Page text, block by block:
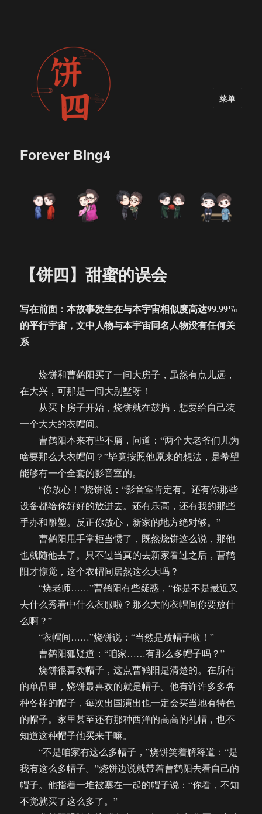
Forever Bing4
菜单
【饼四】甜蜜的误会
写在前面：本故事发生在与本宇宙相似度高达99.99%
的平行宇宙，文中人物与本宇宙同名人物没有任何关
系
烧饼和曹鹤阳买了一间大房子，虽然有点儿远，
在大兴，可那是一间大别墅呀！
从买下房子开始，烧饼就在鼓捣，想要给自己装
一个大大的衣帽间。
曹鹤阳本来有些不屑，问道：“两个大老爷们儿为
啥要那么大衣帽间？”毕竟按照他原来的想法，是希望
能够有一个全套的影音室的。
“你放心！”烧饼说：“影音室肯定有。还有你那些
设备都给你好好的放进去。还有乐高，还有我的那些
手办和雕塑。反正你放心，新家的地方绝对够。”
曹鹤阳甩手掌柜当惯了，既然烧饼这么说，那他
也就随他去了。只不过当真的去新家看过之后，曹鹤
阳才惊觉，这个衣帽间居然这么大吗？
“烧老师……”曹鹤阳有些疑惑，“你是不是最近又
去什么秀看中什么衣服啦？那么大的衣帽间你要放什
么啊？”
“衣帽间……”烧饼说：“当然是放帽子啦！”
曹鹤阳狐疑道：“咱家……有那么多帽子吗？”
烧饼很喜欢帽子，这点曹鹤阳是清楚的。在所有
的单品里，烧饼最喜欢的就是帽子。他有许许多多各
种各样的帽子，每次出国演出也一定会买当地有特色
的帽子。家里甚至还有那种西洋的高高的礼帽，也不
知道这种帽子他买来干嘛。
“不是咱家有这么多帽子，”烧饼笑着解释道：“是
我有这么多帽子。”烧饼边说就带着曹鹤阳去看自己的
帽子。他指着一堆被塞在一起的帽子说：“你看，不知
不觉就买了这么多了。”